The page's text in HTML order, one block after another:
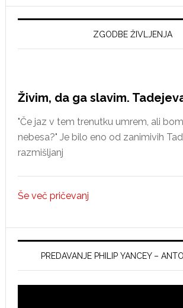
spoznanja
o
reformaciji
v
ZGODBE ŽIVLJENJA
Živim, da ga slavim.
"Če jaz v tem trenutku umrem, ali
nebesa?" Je bilo eno od zanimivih
razmišljanj
Še več pričevanj
PREDAVANJE PHILIP YANCEY –